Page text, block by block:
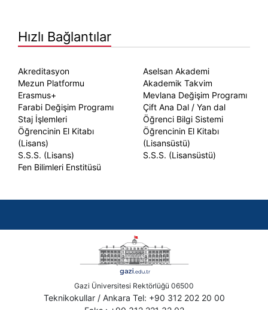
Hızlı Bağlantılar
Akreditasyon
Aselsan Akademi
Mezun Platformu
Akademik Takvim
Erasmus+
Mevlana Değişim Programı
Farabi Değişim Programı
Çift Ana Dal / Yan dal
Staj İşlemleri
Öğrenci Bilgi Sistemi
Öğrencinin El Kitabı
(Lisans)
Öğrencinin El Kitabı
(Lisansüstü)
S.S.S. (Lisans)
S.S.S. (Lisansüstü)
Fen Bilimleri Enstitüsü
Gazi Üniversitesi Rektörlüğü 06500
Teknikokullar / Ankara Tel: +90 312 202 20 00